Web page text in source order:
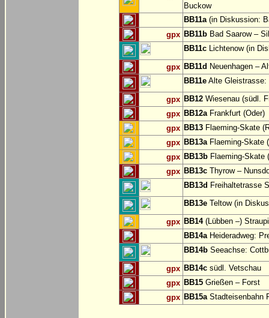
Buckow
BB11a(in Diskussion:
gpx BB11b Bad Saarow –
BB11c Lichtenow (in
gpx BB11d Neuenhagen –
BB11e Alte Gleistrasse:
gpx BB12 Wiesenau (südl.
gpx BB12aFrankfurt (Oder)
gpx BB13 Flaeming-Skate
gpx BB13aFlaeming-Skate
gpx BB13b Flaeming-Skate
gpx BB13c Thyrow –
BB13d Freihaltetrasse
BB13e Teltow (in
gpx BB14(Lübben –)
BB14aHeideradweg:
BB14b Seeachse:
gpx BB14c südl. Vetschau
gpx BB15 Grießen – Forst
gpx BB15aStadteisenbahn